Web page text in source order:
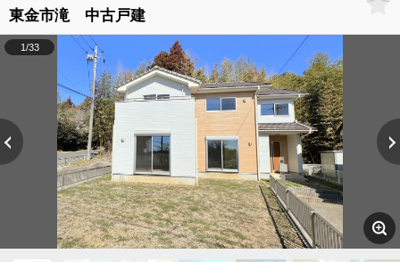
東金市滝 中古戸建
1/33
前回の履歴
中国語での対応も可能です
お問い合わせ
営業メールは固くお断りします
お知らせ
千葉本店 松戸支店 成田支店 木更津支店
東京支店
神奈川支店
沖縄支店